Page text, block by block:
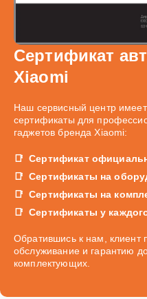
Сертификат
Xiaomi
Наш сервисный центр
сертификаты для
гаджетов бренда Xiaomi:
Сертификат
Сертификаты на
Сертификаты на
Сертификаты у
Обратившись к нам, клиент
обслуживание и гарантию
комплектующих.